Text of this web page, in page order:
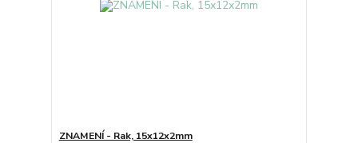
ZNAMENÍ - Rak, 15x12x2mm